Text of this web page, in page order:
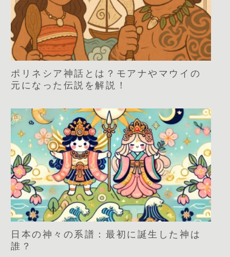
ポリネシア神話とは？モアナやマウイの
元になった伝説を解説！
日本の神々の系譜：最初に誕生した神は
誰？